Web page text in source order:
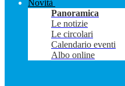
Novità
Panoramica
Le notizie
Le circolari
Calendario eventi
Albo online